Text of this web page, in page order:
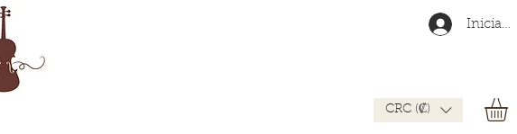
Iniciar
CRC (₡)